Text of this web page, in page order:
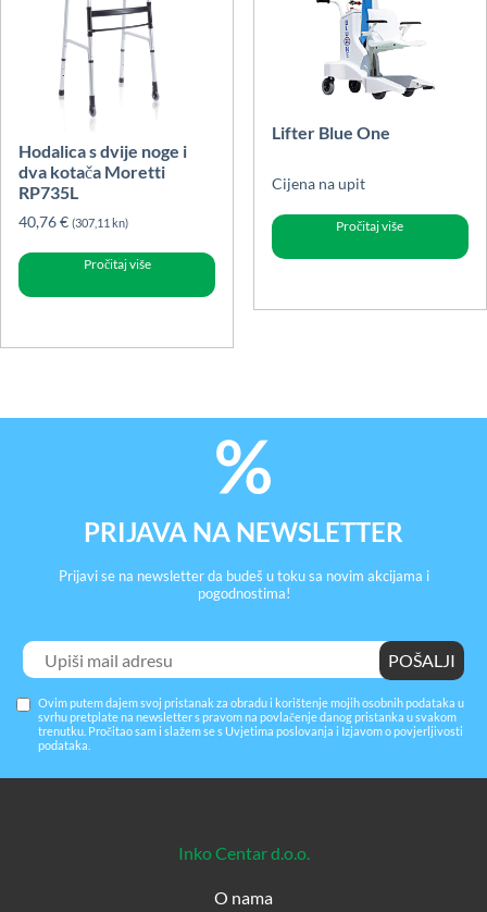
Hodalica s dvije noge i
dva kotača Moretti
RP735L
40,76€ (307,11 kn)
Pročitaj više
Lifter Blue One
Cijena na upit
Pročitaj više
PRIJAVA NA NEWSLETTER
Prijavi se na newsletter da budeš u toku sa novim akcijama i
pogodnostima!
Ovim putem dajem svoj pristanak za obradu i korištenje mojih osobnih podataka u
svrhu pretplate na newsletter s pravom na povlačenje danog pristanka u svakom
trenutku. Pročitao sam i slažem se s Uvjetima poslovanja i Izjavom o povjerljivosti
podataka
Inko Centar d.o.o.
O nama